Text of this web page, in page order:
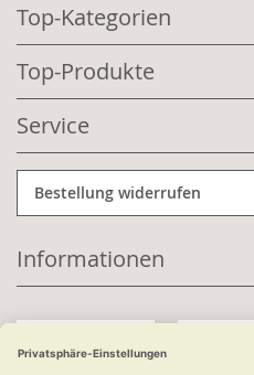
Top-Kategorien
Top-Produkte
Service
Bestellung widerrufen
Informationen